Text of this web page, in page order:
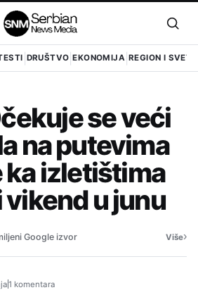
DRUŠTVO EKONOMIJA REGION I SVET
se veći
na putevima
ka izletištima
u junu
Google izvor Više›
1 komentara